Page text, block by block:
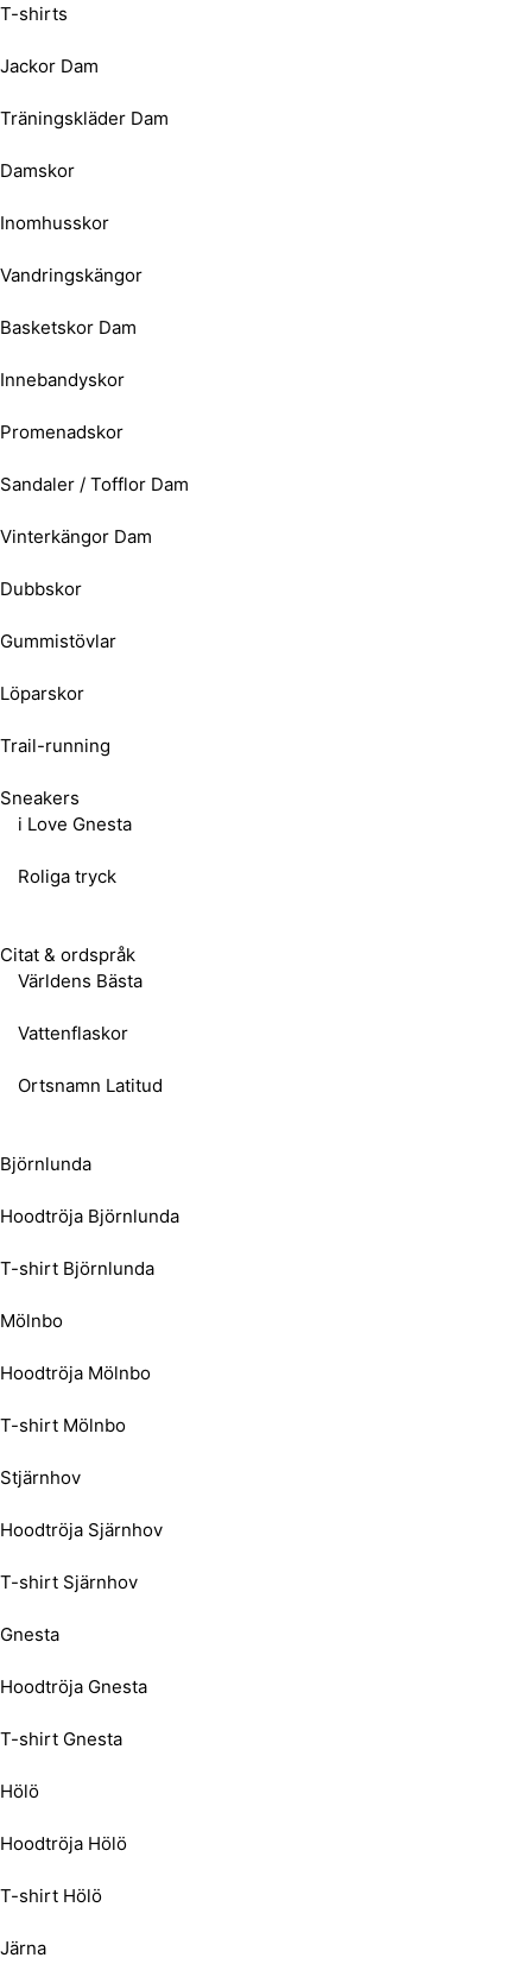
T-shirts
Jackor Dam
Träningskläder Dam
Damskor
Inomhusskor
Vandringskängor
Basketskor Dam
Innebandyskor
Promenadskor
Sandaler / Tofflor Dam
Vinterkängor Dam
Dubbskor
Gummistövlar
Löparskor
Trail-running
Sneakers
i Love Gnesta
Roliga tryck
Citat & ordspråk
Världens Bästa
Vattenflaskor
Ortsnamn Latitud
Björnlunda
Hoodtröja Björnlunda
T-shirt Björnlunda
Mölnbo
Hoodtröja Mölnbo
T-shirt Mölnbo
Stjärnhov
Hoodtröja Sjärnhov
T-shirt Sjärnhov
Gnesta
Hoodtröja Gnesta
T-shirt Gnesta
Hölö
Hoodtröja Hölö
T-shirt Hölö
Järna